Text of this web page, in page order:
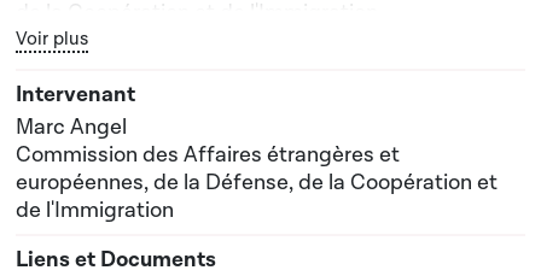
de la Coopération et de l'Immigration
Rapporteur(s) : Monsieur Marc Angel
Bouton graphique servant à afficher ou cacher tous les
Voir plus
Marc Angel
Commission des Affaires étrangères et
européennes, de la Défense, de la Coopération et
de l'Immigration